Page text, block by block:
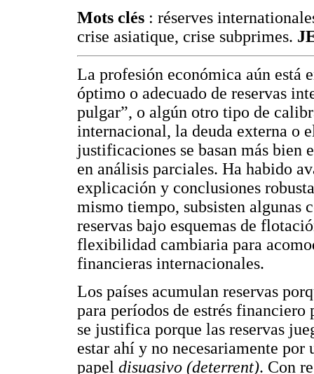
Mots clés : réserves
crise asiatique, crise subprimes.
La profesión económica aún está
óptimo o adecuado de reservas
pulgar”, o algún otro tipo de
internacional, la deuda externa o
justificaciones se basan más bien
en análisis parciales. Ha habido
explicación y conclusiones
mismo tiempo, subsisten algunas
reservas bajo esquemas de
flexibilidad cambiaria para
financieras internacionales.
Los países acumulan reservas
para períodos de estrés
se justifica porque las reservas
estar ahí y no necesariamente por
papel disuasivo (deterrent). Con